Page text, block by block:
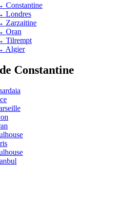
Constantine
Londres
Zarzaitine
Oran
Tilrempt
Algier
Constantine